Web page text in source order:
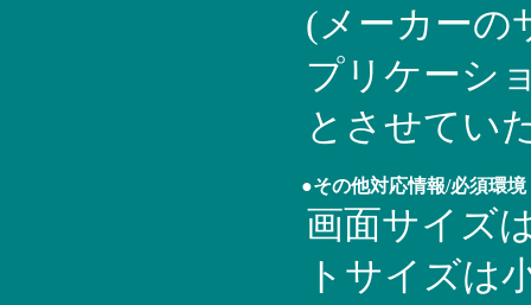
(メーカーの
プリケーシ
とさせてい
●その他対応情報/必須環境
画面サイズ
トサイズは